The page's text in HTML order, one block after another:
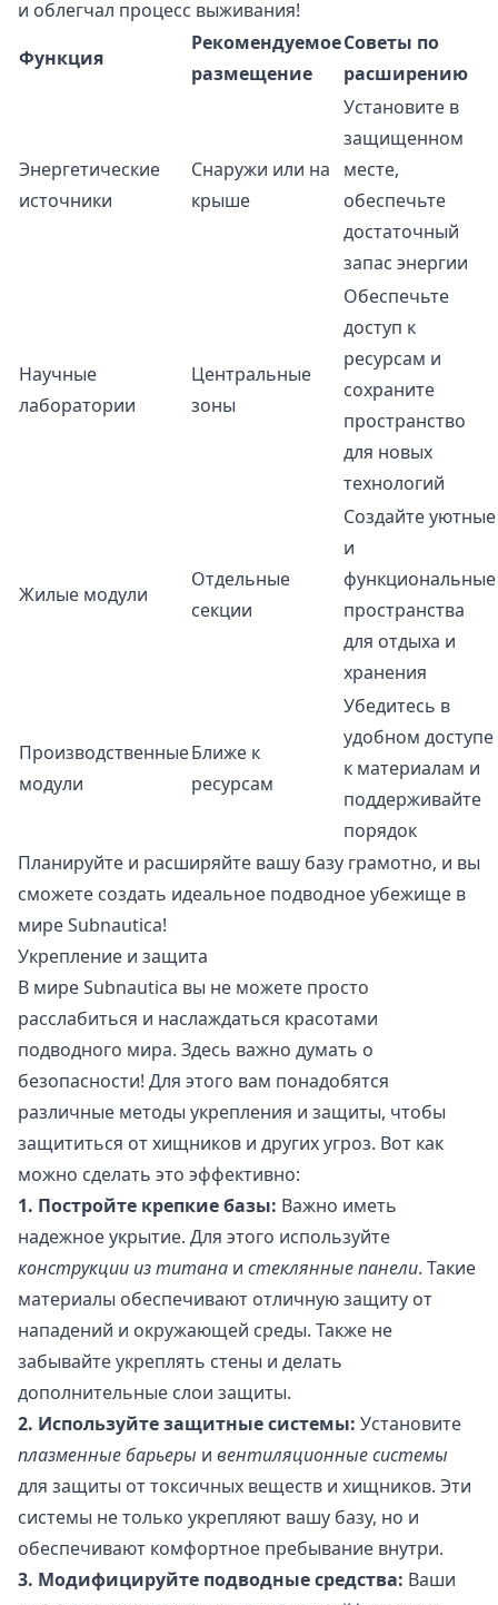
и облегчал процесс выживания!
Функция
Рекомендуемое
размещение
Советы по
расширению
Энергетические
источники
Снаружи или на
крыше
Установите в
защищенном
месте,
обеспечьте
достаточный
запас энергии
Научные
лаборатории
Центральные
зоны
Обеспечьте
доступ к
ресурсам и
сохраните
пространство
для новых
технологий
Жилые модули
Отдельные
секции
Создайте уютные
и
функциональные
пространства
для отдыха и
хранения
Производственные
модули
Ближе к
ресурсам
Убедитесь в
удобном доступе
к материалам и
поддерживайте
порядок
Планируйте и расширяйте вашу базу грамотно, и вы
сможете создать идеальное подводное убежище в
мире Subnautica!
Укрепление и защита
В мире Subnautica вы не можете просто
расслабиться и наслаждаться красотами
подводного мира. Здесь важно думать о
безопасности! Для этого вам понадобятся
различные методы укрепления и защиты, чтобы
защититься от хищников и других угроз. Вот как
можно сделать это эффективно:
1. Постройте крепкие базы: Важно иметь
надежное укрытие. Для этого используйте
конструкции из титана и стеклянные панели. Такие
материалы обеспечивают отличную защиту от
нападений и окружающей среды. Также не
забывайте укреплять стены и делать
дополнительные слои защиты.
2. Используйте защитные системы: Установите
плазменные барьеры и вентиляционные системы
для защиты от токсичных веществ и хищников. Эти
системы не только укрепляют вашу базу, но и
обеспечивают комфортное пребывание внутри.
3. Модифицируйте подводные средства: Ваши